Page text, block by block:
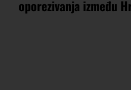
oporezivanja između